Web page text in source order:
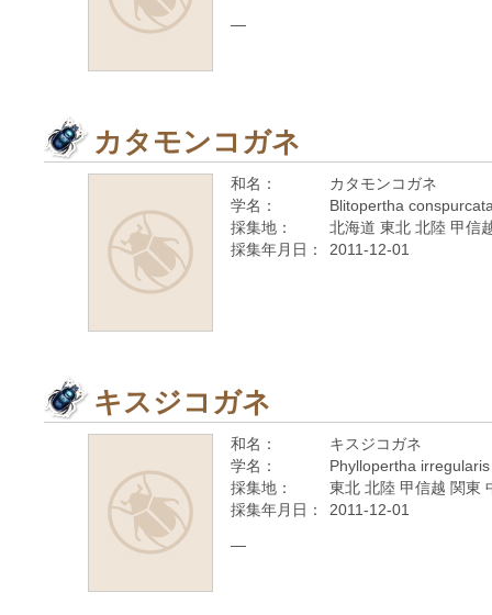
—
カタモンコガネ
和名：
カタモンコガネ
学名：
Blitopertha
採集地：
北海道 東北 北陸 甲信
採集年月日：
2011-12-01
キスジコガネ
和名：
キスジコガネ
学名：
Phyllopertha
採集地：
東北 北陸 甲信越 関東
採集年月日：
2011-12-01
—